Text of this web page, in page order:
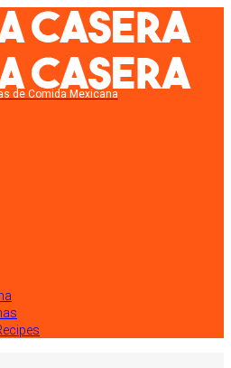
de Comida Mexicana